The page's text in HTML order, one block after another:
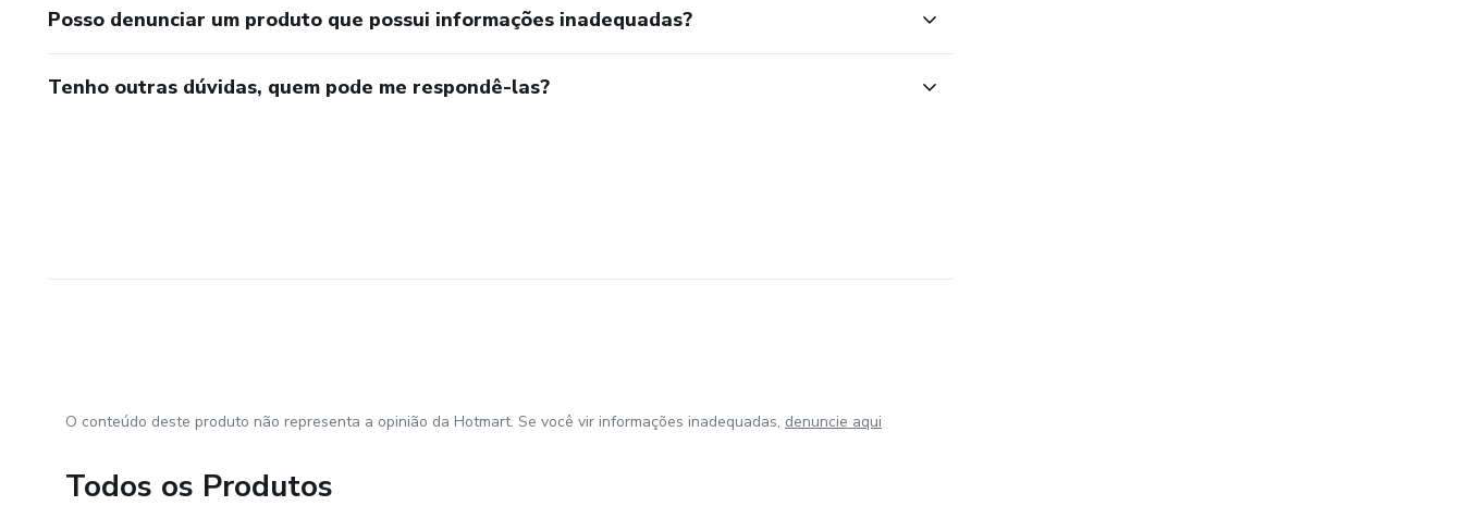
Posso denunciar um produto que possui informações inadequadas?
Tenho outras dúvidas, quem pode me respondê-las?
O conteúdo deste produto não representa a opinião da Hotmart. Se você vir informações inadequadas, denuncie aqui
Todos os Produtos